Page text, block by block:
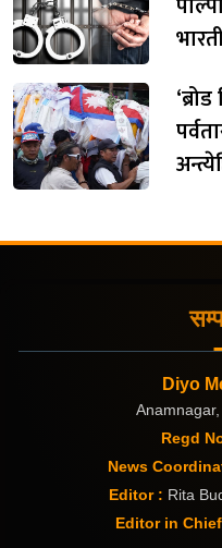
Diyo
Regd
News
Editor : Rita
Editor in